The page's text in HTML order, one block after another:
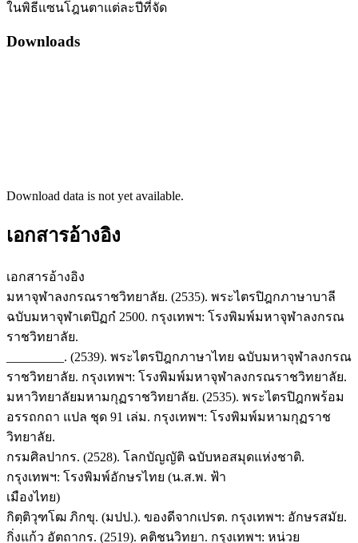
ในพิธีแซนโฎนตาแต่ละปีที่จัด
Downloads
Download data is not yet available.
เอกสารอ้างอิง
เอกสารอ้างอิง
มหาจุฬาลงกรณราชวิทยาลัย. (2535). พระไตรปิฎกภาษาบาลี
ฉบับมหาจุฬาเตปิฏกํ 2500. กรุงเทพฯ: โรงพิมพ์มหาจุฬาลงกรณ
ราชวิทยาลัย.
_________. (2539). พระไตรปิฎกภาษาไทย ฉบับมหาจุฬาลงกรณ
ราชวิทยาลัย. กรุงเทพฯ: โรงพิมพ์มหาจุฬาลงกรณราชวิทยาลัย.
มหาวิทยาลัยมหามกุฏราชวิทยาลัย. (2535). พระไตรปิฎกพร้อม
อรรถกถา แปล ชุด 91 เล่ม. กรุงเทพฯ: โรงพิมพ์มหามกุฏราช
วิทยาลัย.
กรมศิลปากร. (2528). โลกบัญญัติ ฉบับหอสมุดแห่งชาติ.
กรุงเทพฯ: โรงพิมพ์อักษรไทย (น.ส.พ. ฟ้า
เมืองไทย)
กิตฺติวุฑโฒ ภิกขุ. (มปป.). ของดีจากเปรต. กรุงเทพฯ: อักษรสมัย.
กิ่งแก้ว อัตถากร. (2519). คติชนวิทยา. กรุงเทพฯ: หน่วย